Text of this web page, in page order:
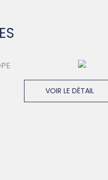
VOIR LE DÉTAIL